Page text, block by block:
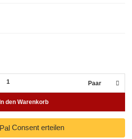
Paar
In den Warenkorb
Consent erteilen